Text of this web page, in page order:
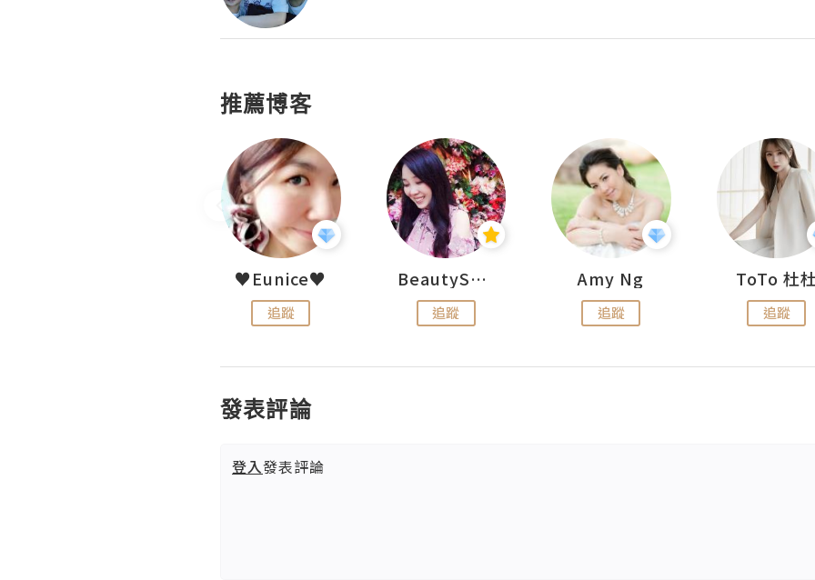
推薦博客
♥Eunice♥
追蹤
BeautySearch
追蹤
Amy Ng
追蹤
ToTo 杜
追蹤
發表評論
登入發表評論